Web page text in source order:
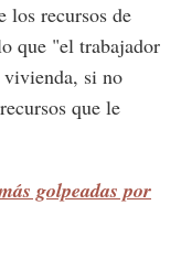
los recursos de
que "el trabajador
vivienda, si no
que le
golpeadas por